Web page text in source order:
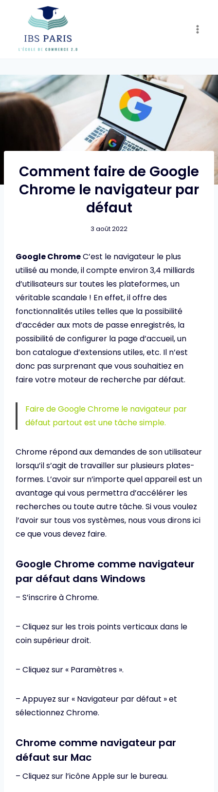
content
Comment faire de Google
Chrome le navigateur par
défaut
3 août 2022
Google ChromeC’est le navigateur le plus
utilisé au monde, il compte environ 3,4 milliards
d’utilisateurs sur toutes les plateformes, un
véritable scandale ! En effet, il offre des
fonctionnalités utiles telles que la possibilité
d’accéder aux mots de passe enregistrés, la
possibilité de configurer la page d’accueil, un
bon catalogue d’extensions utiles, etc. Il n’est
donc pas surprenant que vous souhaitiez en
faire votre moteur de recherche par défaut.
Faire de Google Chrome le navigateur par
défaut partout est une tâche simple.
Chrome répond aux demandes de son utilisateur
lorsqu’il s’agit de travailler sur plusieurs plates-
formes. L’avoir sur n’importe quel appareil est un
avantage qui vous permettra d’accélérer les
recherches ou toute autre tâche. Si vous voulez
l’avoir sur tous vos systèmes, nous vous dirons ici
ce que vous devez faire.
Google Chrome comme navigateur
par défaut dans Windows
– S’inscrire à Chrome.
– Cliquez sur les trois points verticaux dans le
coin supérieur droit.
– Cliquez sur « Paramètres ».
– Appuyez sur « Navigateur par défaut » et
sélectionnez Chrome.
Chrome comme navigateur par
défaut sur Mac
– Cliquez sur l’icône Apple sur le bureau.